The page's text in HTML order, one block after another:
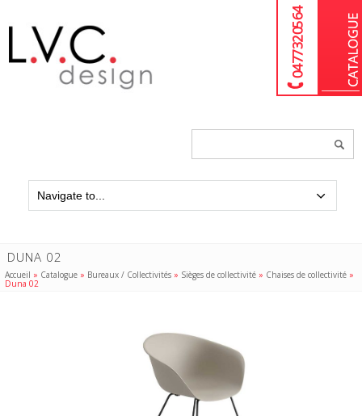
04 77 32 05 64
DUNA 02
Accueil » Catalogue » Bureaux / Collectivités » Sièges de collectivité » Chaises de collectivité »
Duna 02